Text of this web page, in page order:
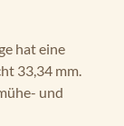
hat eine
33,34 mm.
und